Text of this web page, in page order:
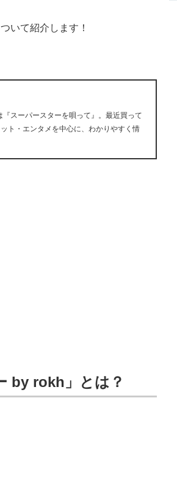
いて紹介します！
スーパースターを唄って』。最近買って
ト・エンタメを中心に、わかりやすく情
by rokh」とは？